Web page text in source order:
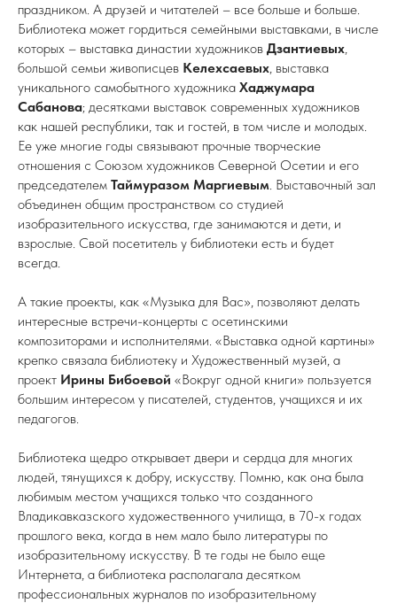
праздником. А друзей и читателей – все больше и больше.
Библиотека может гордиться семейными выставками, в числе
которых – выставка династии художников Дзантиевых,
большой семьи живописцев Келехсаевых, выставка
уникального самобытного художника Хаджумара
Сабанова; десятками выставок современных художников
как нашей республики, так и гостей, в том числе и молодых.
Ее уже многие годы связывают прочные творческие
отношения с Союзом художников Северной Осетии и его
председателем Таймуразом Маргиевым. Выставочный зал
объединен общим пространством со студией
изобразительного искусства, где занимаются и дети, и
взрослые. Свой посетитель у библиотеки есть и будет
всегда.
А такие проекты, как «Музыка для Вас», позволяют делать
интересные встречи-концерты с осетинскими
композиторами и исполнителями. «Выставка одной картины»
крепко связала библиотеку и Художественный музей, а
проект Ирины Бибоевой «Вокруг одной книги» пользуется
большим интересом у писателей, студентов, учащихся и их
педагогов.
Библиотека щедро открывает двери и сердца для многих
людей, тянущихся к добру, искусству. Помню, как она была
любимым местом учащихся только что созданного
Владикавказского художественного училища, в 70-х годах
прошлого века, когда в нем мало было литературы по
изобразительному искусству. В те годы не было еще
Интернета, а библиотека располагала десятком
профессиональных журналов по изобразительному